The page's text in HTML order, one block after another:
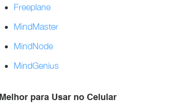
Freeplane
MindMaster
MindNode
MindGenius
Melhor para Usar no Celular